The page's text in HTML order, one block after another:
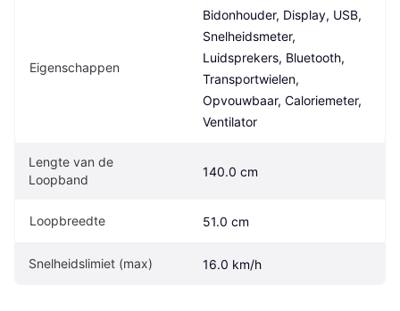
Eigenschappen
Bidonhouder, Display, USB,
Snelheidsmeter,
Luidsprekers, Bluetooth,
Transportwielen,
Opvouwbaar, Caloriemeter,
Ventilator
Lengte van de
Loopband
140.0 cm
Loopbreedte 51.0 cm
Snelheidslimiet (max) 16.0 km/h